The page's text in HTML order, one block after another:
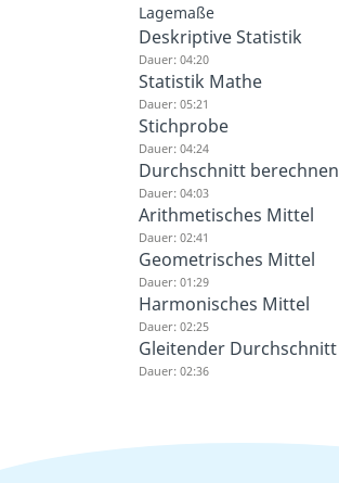
Lagemaße
Deskriptive Statistik
Dauer: 04:20
Statistik Mathe
Dauer: 05:21
Stichprobe
Dauer: 04:24
Durchschnitt berechnen
Dauer: 04:03
Arithmetisches Mittel
Dauer: 02:41
Geometrisches Mittel
Dauer: 01:29
Harmonisches Mittel
Dauer: 02:25
Gleitender Durchschnitt
Dauer: 02:36